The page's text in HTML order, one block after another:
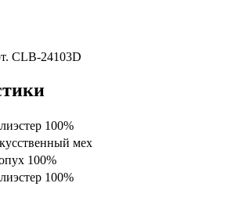
CLB-24103D
100%
мех
100%
100%